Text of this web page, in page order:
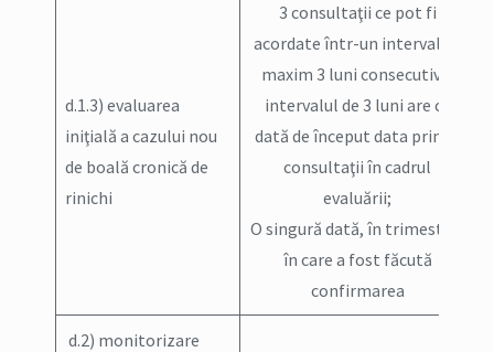
d.1.3) evaluarea
iniţială a cazului nou
de boală cronică de
rinichi
3 consultaţii ce pot fi
acordate într-un interval de
maxim 3 luni consecutive;
intervalul de 3 luni are ca
dată de început data primei
consultaţii în cadrul
evaluării;
O singură dată, în trimestrul
în care a fost făcută
confirmarea
d.2) monitorizare